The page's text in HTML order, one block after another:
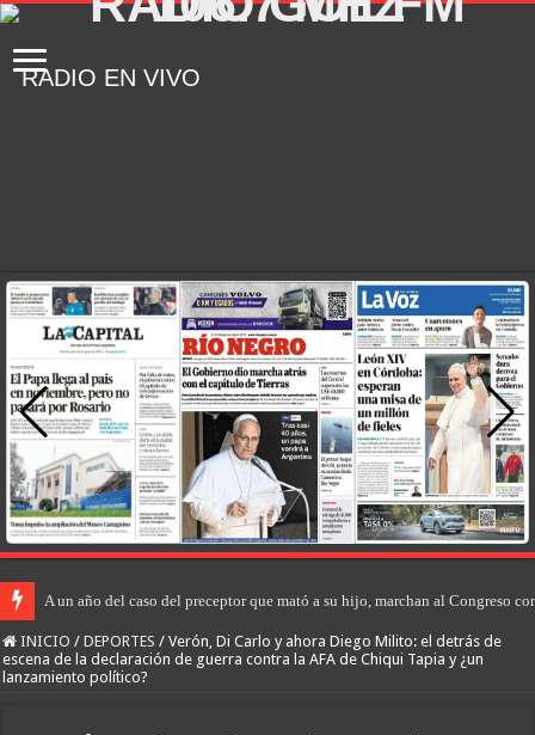
RADIO EN VIVO
A un año del caso del preceptor que mató a su hijo, marchan al Congreso
INICIO / DEPORTES / Verón, Di Carlo y ahora Diego Milito: el detrás de
escena de la declaración de guerra contra la AFA de Chiqui Tapia y ¿un
lanzamiento político?